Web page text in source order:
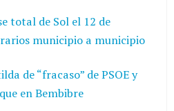
total de Sol el 12 de
municipio a municipio
de “fracaso” de PSOE y
en Bembibre